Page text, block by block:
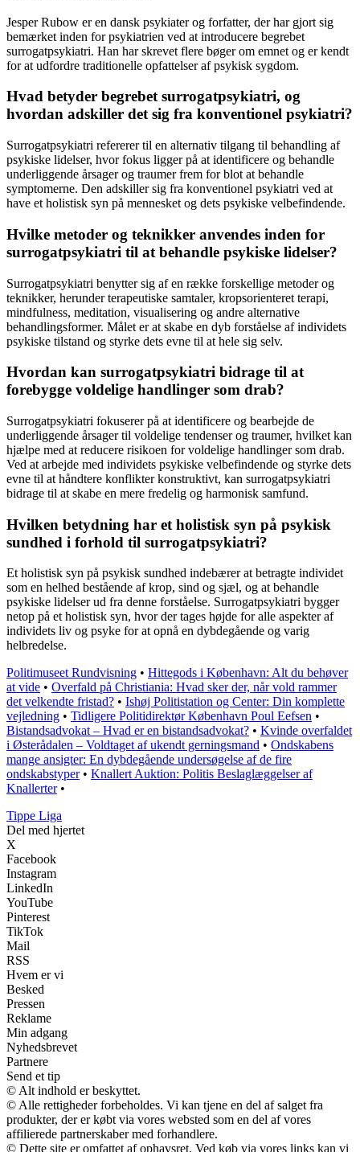
Jesper Rubow er en dansk psykiater og forfatter, der har gjort sig
bemærket inden for psykiatrien ved at introducere begrebet
surrogatpsykiatri. Han har skrevet flere bøger om emnet og er kendt
for at udfordre traditionelle opfattelser af psykisk sygdom.
Hvad betyder begrebet surrogatpsykiatri, og
hvordan adskiller det sig fra konventionel psykiatri?
Surrogatpsykiatri refererer til en alternativ tilgang til behandling af
psykiske lidelser, hvor fokus ligger på at identificere og behandle
underliggende årsager og traumer frem for blot at behandle
symptomerne. Den adskiller sig fra konventionel psykiatri ved at
have et holistisk syn på mennesket og dets psykiske velbefindende.
Hvilke metoder og teknikker anvendes inden for
surrogatpsykiatri til at behandle psykiske lidelser?
Surrogatpsykiatri benytter sig af en række forskellige metoder og
teknikker, herunder terapeutiske samtaler, kropsorienteret terapi,
mindfulness, meditation, visualisering og andre alternative
behandlingsformer. Målet er at skabe en dyb forståelse af individets
psykiske tilstand og styrke dets evne til at hele sig selv.
Hvordan kan surrogatpsykiatri bidrage til at
forebygge voldelige handlinger som drab?
Surrogatpsykiatri fokuserer på at identificere og bearbejde de
underliggende årsager til voldelige tendenser og traumer, hvilket kan
hjælpe med at reducere risikoen for voldelige handlinger som drab.
Ved at arbejde med individets psykiske velbefindende og styrke dets
evne til at håndtere konflikter konstruktivt, kan surrogatpsykiatri
bidrage til at skabe en mere fredelig og harmonisk samfund.
Hvilken betydning har et holistisk syn på psykisk
sundhed i forhold til surrogatpsykiatri?
Et holistisk syn på psykisk sundhed indebærer at betragte individet
som en helhed bestående af krop, sind og sjæl, og at behandle
psykiske lidelser ud fra denne forståelse. Surrogatpsykiatri bygger
netop på et holistisk syn, hvor der tages højde for alle aspekter af
individets liv og psyke for at opnå en dybdegående og varig
helbredelse.
Politimuseet Rundvisning • Hittegods i København: Alt du behøver
at vide • Overfald på Christiania: Hvad sker der, når vold rammer
det velkendte fristad? • Ishøj Politistation og Center: Din komplette
vejledning • Tidligere Politidirektør København Poul Eefsen •
Bistandsadvokat – Hvad er en bistandsadvokat? • Kvinde overfaldet
i Østerådalen – Voldtaget af ukendt gerningsmand • Ondskabens
mange ansigter: En dybdegående undersøgelse af de fire
ondskabstyper• Knallert Auktion: Politis Beslaglæggelser af
Knallerter•
Tippe Liga
Del med hjertet
X
Facebook
Instagram
LinkedIn
YouTube
Pinterest
TikTok
Mail
RSS
Hvem er vi
Besked
Pressen
Reklame
Min adgang
Nyhedsbrevet
Partnere
Send et tip
© Alt indhold er beskyttet.
© Alle rettigheder forbeholdes. Vi kan tjene en del af salget fra
produkter, der er købt via vores websted som en del af vores
affilierede partnerskaber med forhandlere.
© Dette site er omfattet af ophavsret. Ved køb via vores links kan vi